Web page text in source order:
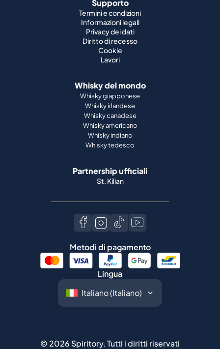
Supporto
Termini e condizioni
Informazioni legali
Privacy dei dati
Diritto di recesso
Cookie
Lavori
Whisky del mondo
Whisky giapponese
Whisky irlandese
Whisky canadese
Whisky americano
Whisky indiano
Whisky tedesco
Partnership ufficiali
St. Kilian
Metodi di pagamento
Lingua
© 2026 Spiritory.Tutti i diritti riservati